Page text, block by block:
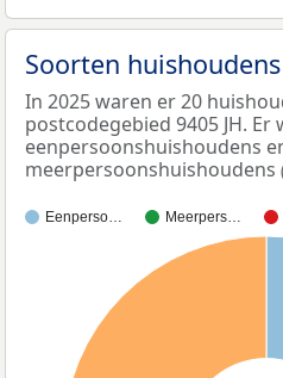
Soorten huishoudens
In 2025 waren er 20
postcodegebied 9405 JH. Er
eenpersoonshuishoudens
meerpersoonshuishoudens
Eenperso… Meerpers…